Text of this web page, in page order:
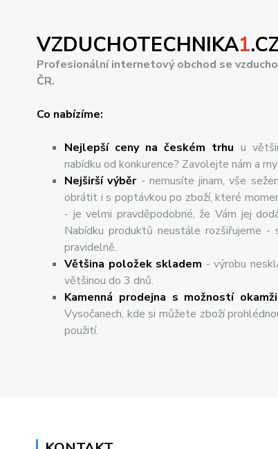
VZDUCHOTECHNIKA1
Profesionální internetový obchod se
ČR.
Co nabízíme:
Nejlepší ceny na českém trhu u
nabídku od konkurence? Zavolejte nám a
Nejširšívýběr- nemusíte jinam, vše
obrátit i s poptávkou po zboží, které
- je velmi pravděpodobné, že Vám jej
Nabídku produktů neustále rozšiřujeme
pravidelně.
Většina položek skladem - výrobu
většinou do 3 dnů.
Kamenná prodejna s možností
Vysočanech, kde si můžete zboží
použití.